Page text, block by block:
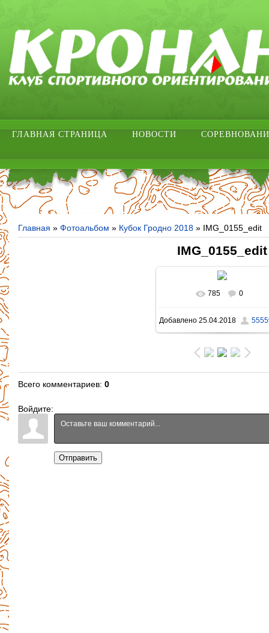
ГЛАВНАЯ СТРАНИЦА НОВОСТИ
Главная » Фотоальбом » Кубок Гродно 2018 » IMG_0155_edit
IMG_0155_edit
В реальном размере
1396x931/ 1117.8Kb
785 0
Добавлено25.04.2018
Всего комментариев: 0
Войдите:
Отправить